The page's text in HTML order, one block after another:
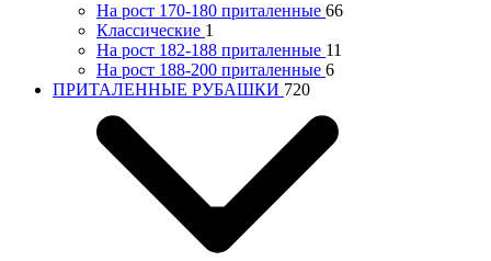
На рост 170-180 приталенные 66
Классические 1
На рост 182-188 приталенные 11
На рост 188-200 приталенные 6
ПРИТАЛЕННЫЕ РУБАШКИ 720